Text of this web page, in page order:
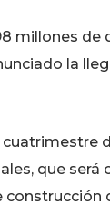
millones
la
que